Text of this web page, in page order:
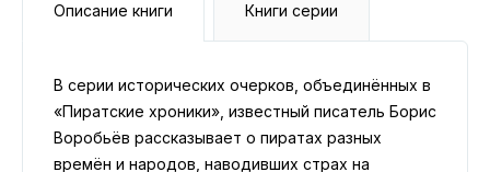
Описание книги Книги серии
В серии исторических очерков, объединённых в
«Пиратские хроники», известный писатель Борис
Воробьёв рассказывает о пиратах разных
времён и народов, наводивших страх на